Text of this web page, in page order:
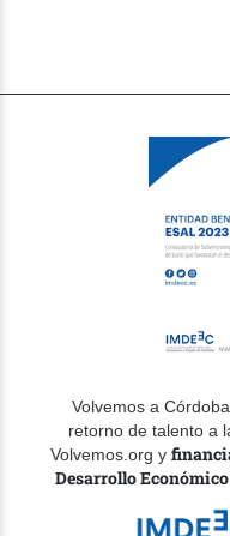
Volvemos a
retorno de talento a
Volvemos.org y
Desarrollo